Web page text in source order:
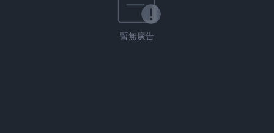
暫無廣告